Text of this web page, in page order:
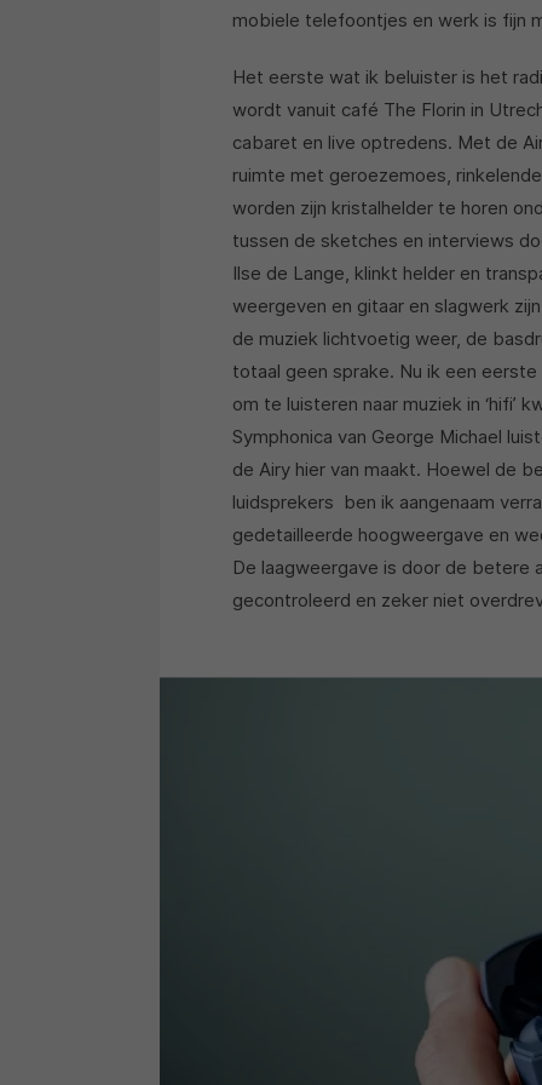
mobiele telefoontjes en werk is fijn
Het eerste wat ik beluister is het
wordt vanuit café The Florin in
cabaret en live optredens. Met de
ruimte met geroezemoes,
worden zijn kristalhelder te horen
tussen de sketches en interviews
Ilse de Lange, klinkt helder en
weergeven en gitaar en slagwerk
de muziek lichtvoetig weer, de
totaal geen sprake. Nu ik een
om te luisteren naar muziek in ‘hifi’
Symphonica van George Michael
de Airy hier van maakt. Hoewel de
luidsprekers ben ik aangenaam
gedetailleerde hoogweergave en
De laagweergave is door de
gecontroleerd en zeker niet